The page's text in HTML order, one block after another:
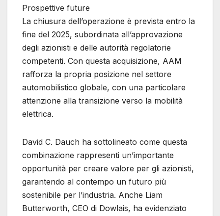
Prospettive future
La chiusura dell’operazione è prevista entro la
fine del 2025, subordinata all’approvazione
degli azionisti e delle autorità regolatorie
competenti. Con questa acquisizione, AAM
rafforza la propria posizione nel settore
automobilistico globale, con una particolare
attenzione alla transizione verso la mobilità
elettrica.
David C. Dauch ha sottolineato come questa
combinazione rappresenti un’importante
opportunità per creare valore per gli azionisti,
garantendo al contempo un futuro più
sostenibile per l’industria. Anche Liam
Butterworth, CEO di Dowlais, ha evidenziato